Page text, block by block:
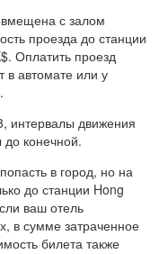
с залом
проезда до станции
Оплатить проезд
в автомате или у
интервалы движения
конечной.
в город, но на
до станции Hong
ваш отель
в сумме затраченное
билета также